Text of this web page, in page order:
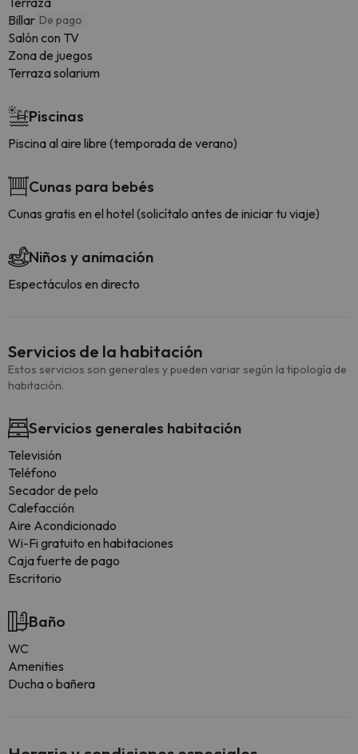
Billar De pago
Salón con TV
Zona de juegos
Terraza solarium
Piscinas
Piscina al aire libre (temporada de verano)
Cunas para bebés
Cunas gratis en el hotel (solicítalo antes de iniciar tu viaje)
Niños y animación
Espectáculos en directo
Servicios de la habitación
Estos servicios son generales y pueden variar según la tipología de
habitación.
Servicios generales habitación
Televisión
Teléfono
Secador de pelo
Calefacción
Aire Acondicionado
Wi-Fi gratuito en habitaciones
Caja fuerte de pago
Escritorio
Baño
WC
Amenities
Ducha o bañera